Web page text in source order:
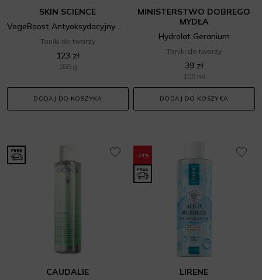
SKIN SCIENCE
VegeBoost Antyoksydacyjny Odżywczy Tonik Do Twarzy
Toniki do twarzy
123 zł
150 g
DODAJ DO KOSZYKA
MINISTERSTWO DOBREGO
MYDŁA
Hydrolat Geranium
Toniki do twarzy
39 zł
100 ml
DODAJ DO KOSZYKA
CAUDALIE
-24%
LIRENE